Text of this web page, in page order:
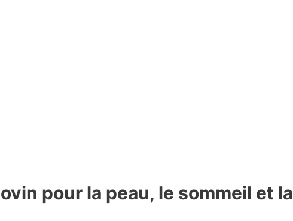
pour la peau, le sommeil et la